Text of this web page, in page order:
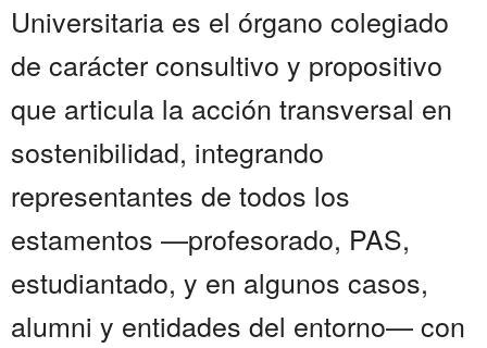
Universitaria es el órgano colegiado
de carácter consultivo y propositivo
que articula la acción transversal en
sostenibilidad, integrando
representantes de todos los
estamentos —profesorado, PAS,
estudiantado, y en algunos casos,
alumni y entidades del entorno— con